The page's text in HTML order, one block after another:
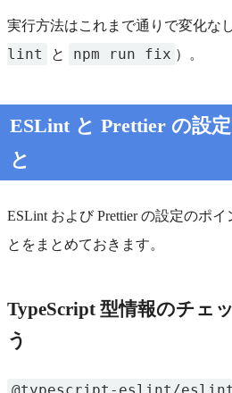
実行方法はこれまで通りで変化な
lint
と npm run fix ）。
ESLint と Prettier の設
と
ESLint および Prettier の設定のポ
とをまとめておきます。
TypeScript 型情報のチェ
う